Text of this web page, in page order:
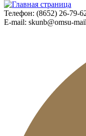
Телефон: (8652) 26-79-
E-mail: skunb@omsu-